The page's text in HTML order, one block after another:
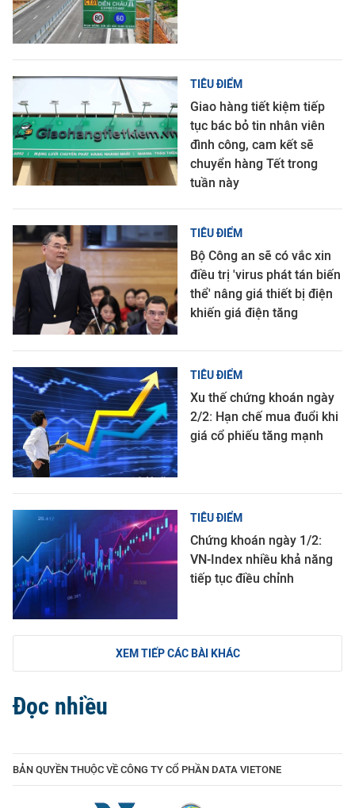
TIÊU ĐIỂM
Giao hàng tiết kiệm tiếp
tục bác bỏ tin nhân viên
đình công, cam kết sẽ
chuyển hàng Tết trong
tuần này
TIÊU ĐIỂM
Bộ Công an sẽ có vắc xin
điều trị 'virus phát tán biến
thể' nâng giá thiết bị điện
khiến giá điện tăng
TIÊU ĐIỂM
Xu thế chứng khoán ngày
2/2: Hạn chế mua đuổi khi
giá cổ phiếu tăng mạnh
TIÊU ĐIỂM
Chứng khoán ngày 1/2:
VN-Index nhiều khả năng
tiếp tục điều chỉnh
XEM TIẾP CÁC BÀI KHÁC
Đọc nhiều
BẢN QUYỀN THUỘC VỀ CÔNG TY CỔ PHẦN DATA VIETONE